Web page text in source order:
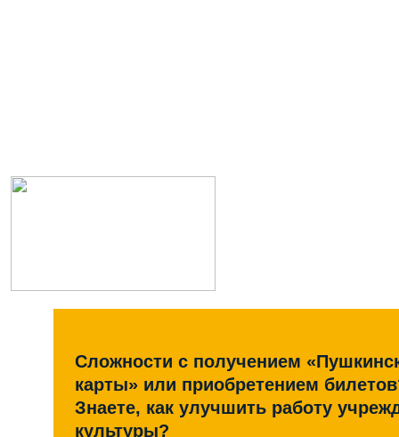
Сложности с получением
карты» или приобретением
Знаете, как улучшить работу
культуры?